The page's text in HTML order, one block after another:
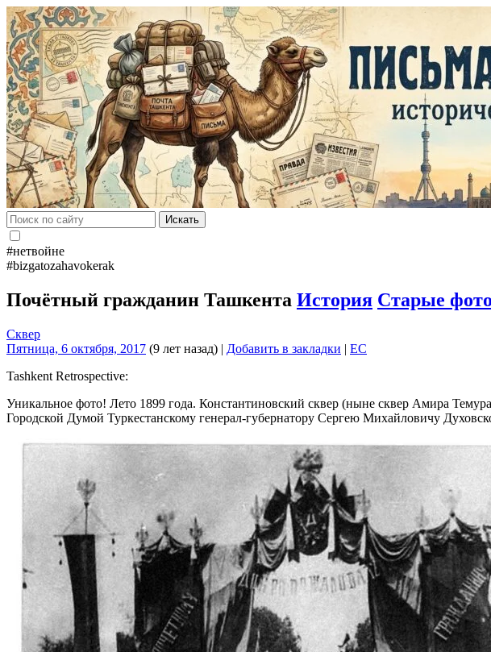
Искать
#нетвойне
#bizgatozahavokerak
Почётный гражданин Ташкента История Старые фото
Сквер
Пятница, 6 октября, 2017 (9 лет назад) | Добавить в закладки | EC
Tashkent Retrospective:
Уникальное фото! Лето 1899 года. Константиновский сквер (ныне сквер Амира
Городской Думой Туркестанскому генерал-губернатору Сергею Михайловичу